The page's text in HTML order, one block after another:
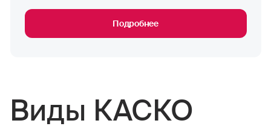
Подробнее
Виды КАСКО